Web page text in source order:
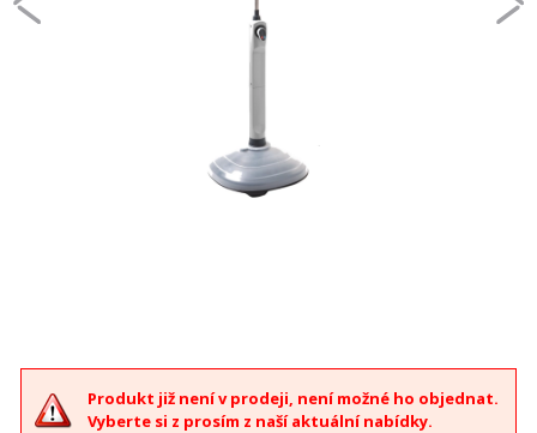
Produkt již není v prodeji, není možné ho objednat.
Vyberte si z prosím z naší aktuální nabídky.